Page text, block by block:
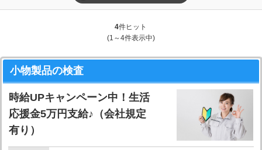
4件ヒット
(1～4件表示中)
小物製品の検査
時給UPキャンペーン中！生活
応援金5万円支給♪（会社規定
有り）